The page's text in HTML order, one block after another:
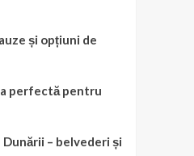
și opțiuni de
perfectă pentru
Dunării – belvederi și